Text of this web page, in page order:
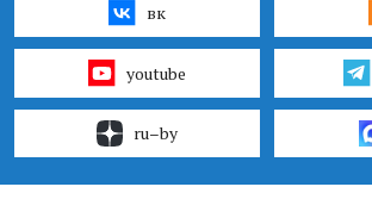
вк
youtube
ru–by